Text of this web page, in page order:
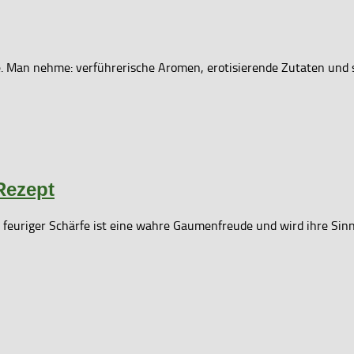
nehme: verführerische Aromen, erotisierende Zutaten und
Schärfe ist eine wahre Gaumenfreude und wird ihre